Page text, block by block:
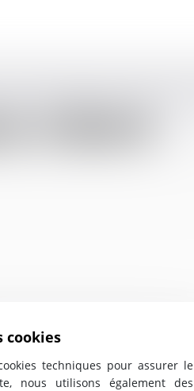
cookies
techniques pour assurer le
nous utilisons également des